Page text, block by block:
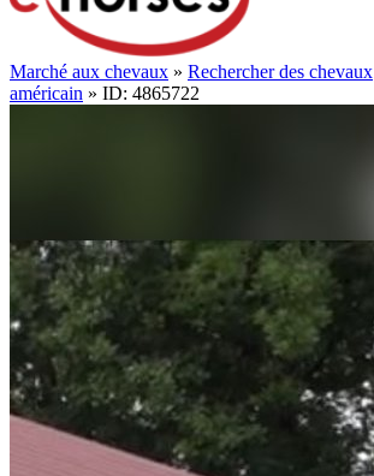
Marché aux chevaux » Rechercher des chevaux
américain » ID: 4865722